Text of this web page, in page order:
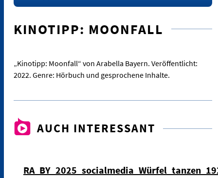
KINOTIPP: MOONFALL
„Kinotipp: Moonfall“ von Arabella Bayern. Veröffentlicht:
2022. Genre: Hörbuch und gesprochene Inhalte.
AUCH INTERESSANT